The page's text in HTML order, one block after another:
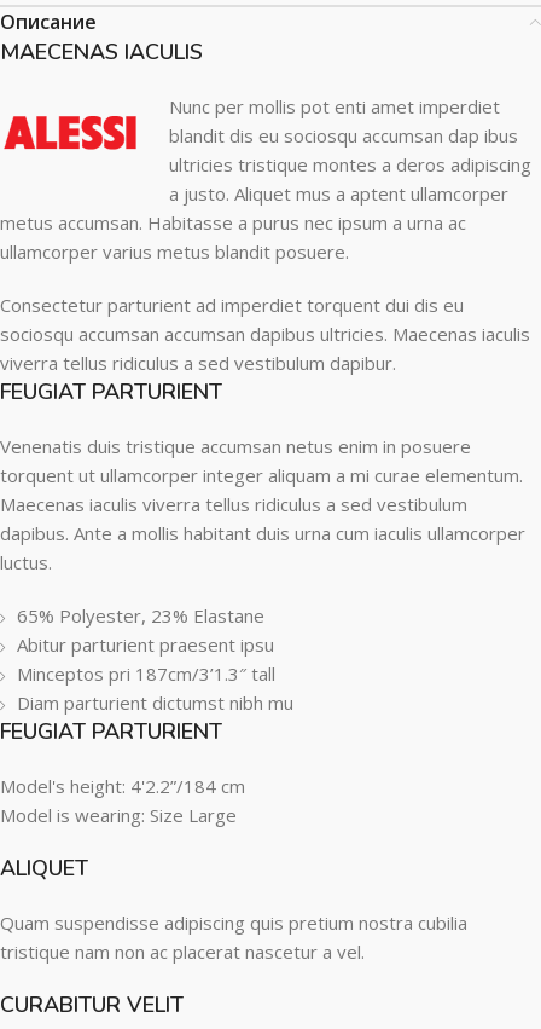
Описание
MAECENAS IACULIS
Nunc per mollis pot enti amet imperdiet
blandit dis eu sociosqu accumsan dap ibus
ultricies tristique montes a deros adipiscing
a justo. Aliquet mus a aptent ullamcorper
metus accumsan. Habitasse a purus nec ipsum a urna ac
ullamcorper varius metus blandit posuere.
Consectetur parturient ad imperdiet torquent dui dis eu
sociosqu accumsan accumsan dapibus ultricies. Maecenas iaculis
viverra tellus ridiculus a sed vestibulum dapibur.
FEUGIAT PARTURIENT
Venenatis duis tristique accumsan netus enim in posuere
torquent ut ullamcorper integer aliquam a mi curae elementum.
Maecenas iaculis viverra tellus ridiculus a sed vestibulum
dapibus. Ante a mollis habitant duis urna cum iaculis ullamcorper
luctus.
65% Polyester, 23% Elastane
Abitur parturient praesent ipsu
Minceptos pri 187cm/3’1.3″ tall
Diam parturient dictumst nibh mu
FEUGIAT PARTURIENT
Model's height: 4'2.2”/184 cm
Model is wearing: Size Large
ALIQUET
Quam suspendisse adipiscing quis pretium nostra cubilia
tristique nam non ac placerat nascetur a vel.
CURABITUR VELIT